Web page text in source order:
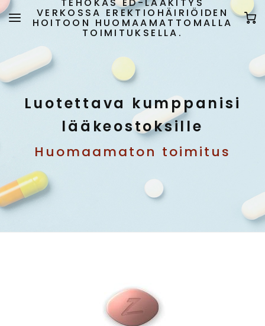
VERKOSSA EREKTIOHÄIRIÖIDEN
HOITOON HUOMAAMATTOMALLA
TOIMITUKSELLA.
Luotettava kumppanisi
lääkeostoksille
Huomaamaton toimitus